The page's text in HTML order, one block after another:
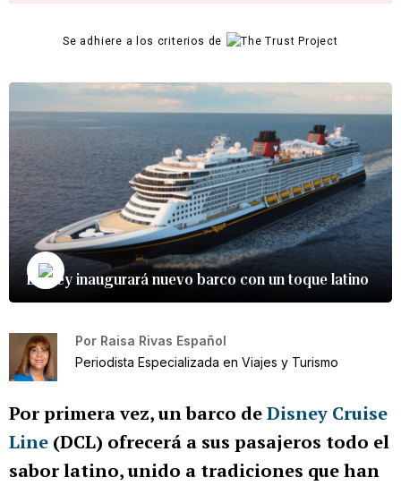
Se adhiere a los criterios de
Disney inaugurará nuevo barco con un toque latino
Por Raisa Rivas Español
Periodista Especializada en Viajes y Turismo
Por primera vez, un barco deDisney Cruise
Line (DCL) ofrecerá a sus pasajeros todo el
sabor latino, unido a tradiciones que han